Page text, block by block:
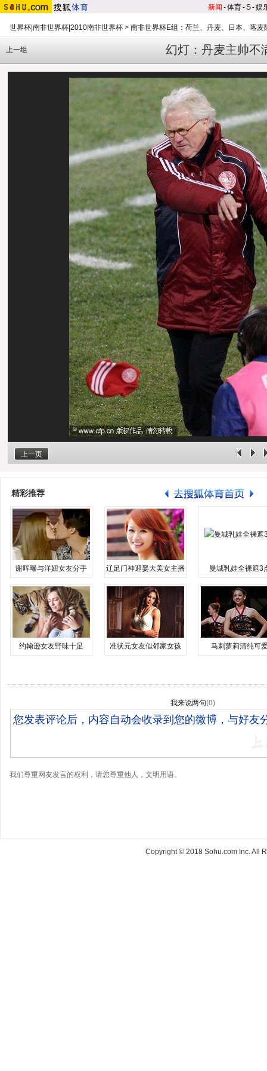
新闻 -体育-S-娱
世界杯|南非世界杯|2010南非世界杯 > 南非世界杯E组：荷兰、丹麦、日本、喀麦
幻灯：丹麦主帅不
上一组
上一页
精彩推荐
谢晖曝与洋妞女友分手 辽足门神迎娶大美女主播 曼城乳娃全裸遮3
约翰逊女友野味十足 准状元女友似邻家女孩 马刺萝莉清纯可
我来说两句(0)
我们尊重网友发言的权利，请您尊重他人，文明用语。
Copyright © 2018 Sohu.com Inc. All